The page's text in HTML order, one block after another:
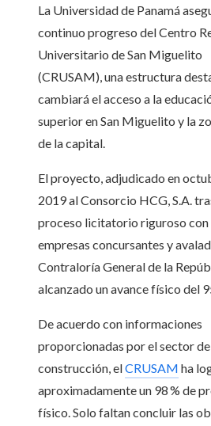
La Universidad de Panamá
continuo progreso del Centro
Universitario de San Miguelito
(CRUSAM), una estructura
cambiará el acceso a la
superior en San Miguelito y la
de la capital.
El proyecto, adjudicado en
2019 al Consorcio HCG, S.A.
proceso licitatorio riguroso con
empresas concursantes y
Contraloría General de la
alcanzado un avance físico del
De acuerdo con informaciones
proporcionadas por el sector
construcción, elCRUSAM ha
aproximadamente un 98 % de
físico. Solo faltan concluir las